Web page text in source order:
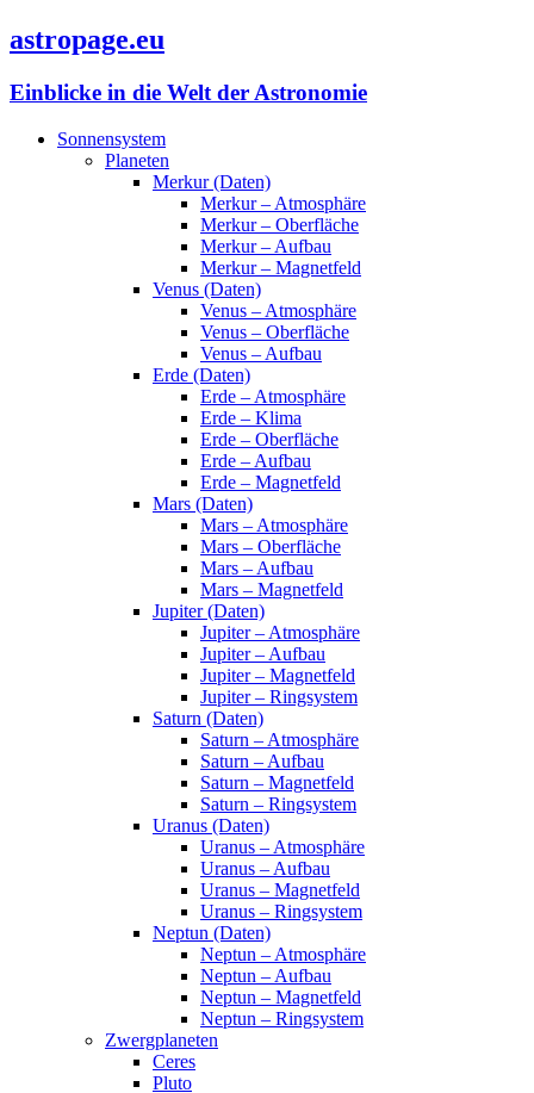
astropage.eu
Einblicke in die Welt der Astronomie
Sonnensystem
Planeten
Merkur (Daten)
Merkur – Atmosphäre
Merkur – Oberfläche
Merkur – Aufbau
Merkur – Magnetfeld
Venus (Daten)
Venus – Atmosphäre
Venus – Oberfläche
Venus – Aufbau
Erde (Daten)
Erde – Atmosphäre
Erde – Klima
Erde – Oberfläche
Erde – Aufbau
Erde – Magnetfeld
Mars (Daten)
Mars – Atmosphäre
Mars – Oberfläche
Mars – Aufbau
Mars – Magnetfeld
Jupiter (Daten)
Jupiter – Atmosphäre
Jupiter – Aufbau
Jupiter – Magnetfeld
Jupiter – Ringsystem
Saturn (Daten)
Saturn – Atmosphäre
Saturn – Aufbau
Saturn – Magnetfeld
Saturn – Ringsystem
Uranus (Daten)
Uranus – Atmosphäre
Uranus – Aufbau
Uranus – Magnetfeld
Uranus – Ringsystem
Neptun (Daten)
Neptun – Atmosphäre
Neptun – Aufbau
Neptun – Magnetfeld
Neptun – Ringsystem
Zwergplaneten
Ceres
Pluto